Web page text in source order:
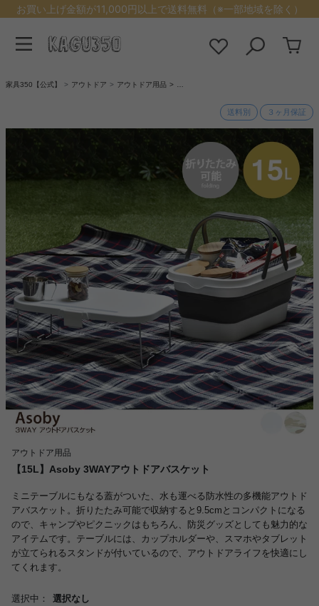
お買い上げ金額が11,000円以上で送料無料（※一部地域を除く）
家具350【公式】 アウトドア アウトドア用品
送料別 ３ヶ月保証
アウトドア用品
【15L】Asoby 3WAYアウトドアバスケット
ミニテーブルにもなる蓋がついた、水も運べる防水性の多機能アウトド
アバスケット。折りたたみ可能で収納すると9.5cmとコンパクトになる
ので、キャンプやピクニックはもちろん、防災グッズとしても魅力的な
アイテムです。テーブルには、カップホルダーや、スマホやタブレット
が立てられるスタンドが付いているので、アウトドアライフを快適にし
てくれます。
選択中： 選択なし